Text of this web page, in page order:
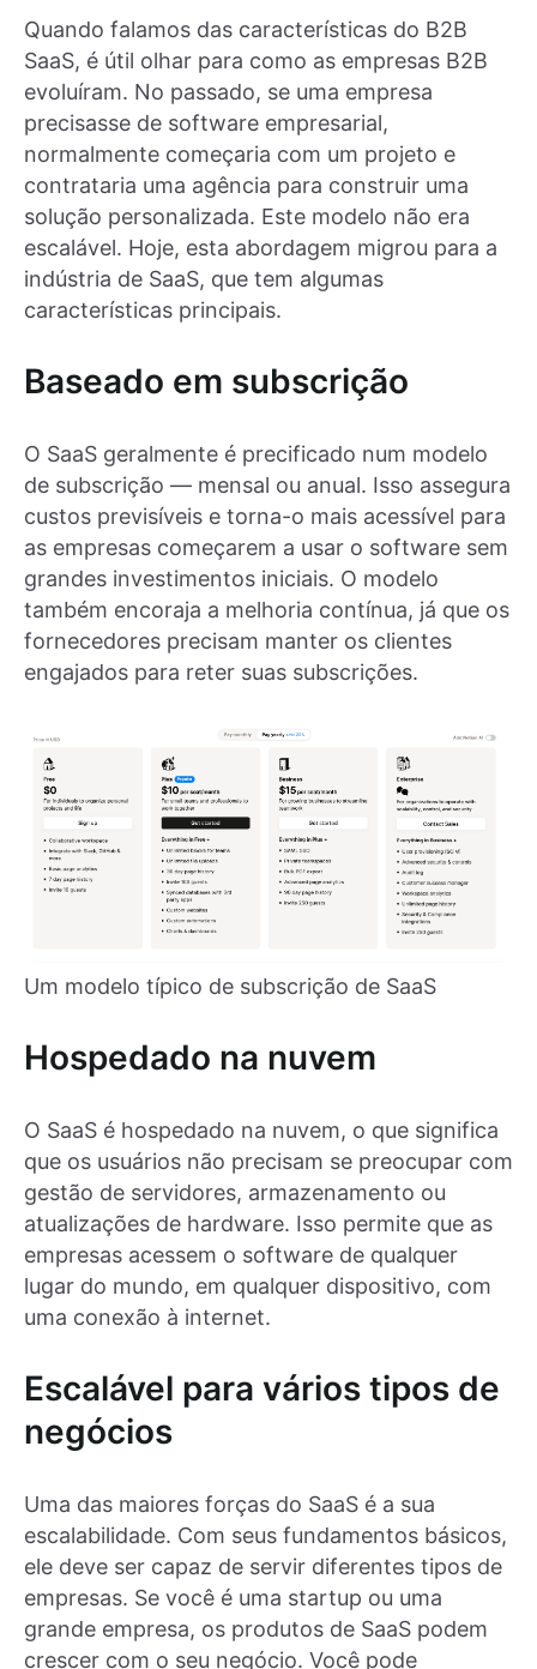
Quando falamos das características do B2B
SaaS, é útil olhar para como as empresas B2B
evoluíram. No passado, se uma empresa
precisasse de software empresarial,
normalmente começaria com um projeto e
contrataria uma agência para construir uma
solução personalizada. Este modelo não era
escalável. Hoje, esta abordagem migrou para a
indústria de SaaS, que tem algumas
características principais.
Baseado em subscrição
O SaaS geralmente é precificado num modelo
de subscrição — mensal ou anual. Isso assegura
custos previsíveis e torna-o mais acessível para
as empresas começarem a usar o software sem
grandes investimentos iniciais. O modelo
também encoraja a melhoria contínua, já que os
fornecedores precisam manter os clientes
engajados para reter suas subscrições.
Um modelo típico de subscrição de SaaS
Hospedado na nuvem
O SaaS é hospedado na nuvem, o que significa
que os usuários não precisam se preocupar com
gestão de servidores, armazenamento ou
atualizações de hardware. Isso permite que as
empresas acessem o software de qualquer
lugar do mundo, em qualquer dispositivo, com
uma conexão à internet.
Escalável para vários tipos de
negócios
Uma das maiores forças do SaaS é a sua
escalabilidade. Com seus fundamentos básicos,
ele deve ser capaz de servir diferentes tipos de
empresas. Se você é uma startup ou uma
grande empresa, os produtos de SaaS podem
crescer com o seu negócio. Você pode